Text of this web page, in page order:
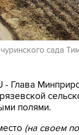
сада
- Глава
полями.
(на своем